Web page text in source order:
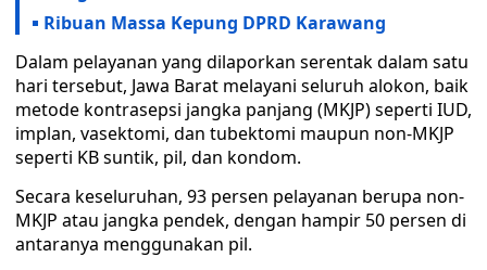
Ribuan Massa Kepung DPRD Karawang
Dalam pelayanan yang dilaporkan serentak dalam satu
hari tersebut, Jawa Barat melayani seluruh alokon, baik
metode kontrasepsi jangka panjang (MKJP) seperti IUD,
implan, vasektomi, dan tubektomi maupun non-MKJP
seperti KB suntik, pil, dan kondom.
Secara keseluruhan, 93 persen pelayanan berupa non-
MKJP atau jangka pendek, dengan hampir 50 persen di
antaranya menggunakan pil.